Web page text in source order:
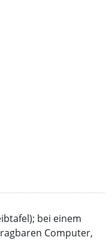
bei einem
Computer,